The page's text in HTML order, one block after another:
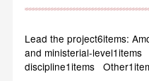
Lead the project6items:
and ministerial-level1items
discipline1items